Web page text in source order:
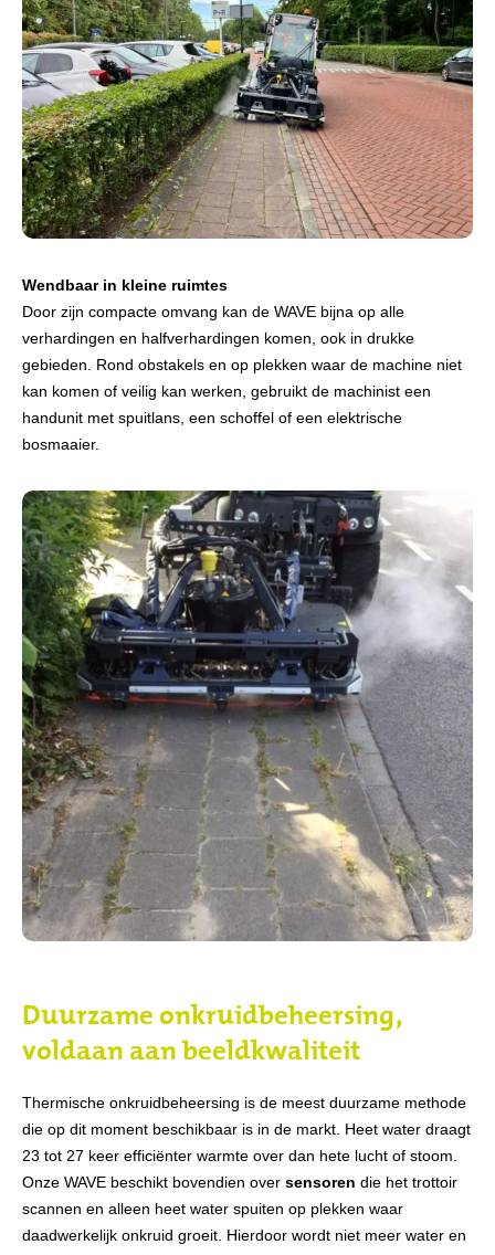
Wendbaar in kleine ruimtes
Door zijn compacte omvang kan de WAVE bijna op alle
verhardingen en halfverhardingen komen, ook in drukke
gebieden. Rond obstakels en op plekken waar de machine niet
kan komen of veilig kan werken, gebruikt de machinist een
handunit met spuitlans, een schoffel of een elektrische
bosmaaier.
Duurzame onkruidbeheersing,
voldaan aan beeldkwaliteit
Thermische onkruidbeheersing is de meest duurzame methode
die op dit moment beschikbaar is in de markt. Heet water draagt
23 tot 27 keer efficiënter warmte over dan hete lucht of stoom.
Onze WAVE beschikt bovendien over sensoren die het trottoir
scannen en alleen heet water spuiten op plekken waar
daadwerkelijk onkruid groeit. Hierdoor wordt niet meer water en